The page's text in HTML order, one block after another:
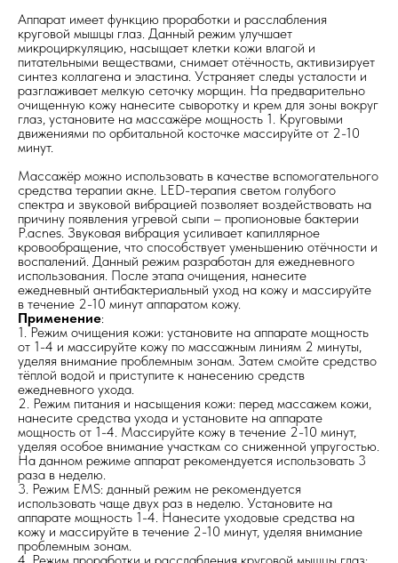
Аппарат имеет функцию проработки и расслабления
круговой мышцы глаз. Данный режим улучшает
микроциркуляцию, насыщает клетки кожи влагой и
питательными веществами, снимает отёчность, активизирует
синтез коллагена и эластина. Устраняет следы усталости и
разглаживает мелкую сеточку морщин. На предварительно
очищенную кожу нанесите сыворотку и крем для зоны вокруг
глаз, установите на массажёре мощность 1. Круговыми
движениями по орбитальной косточке массируйте от 2-10
минут.
Массажёр можно использовать в качестве вспомогательного
средства терапии акне. LED-терапия светом голубого
спектра и звуковой вибрацией позволяет воздействовать на
причину появления угревой сыпи – пропионовые бактерии
P.acnes. Звуковая вибрация усиливает капиллярное
кровообращение, что способствует уменьшению отёчности и
воспалений. Данный режим разработан для ежедневного
использования. После этапа очищения, нанесите
ежедневный антибактериальный уход на кожу и массируйте
в течение 2-10 минут аппаратом кожу.
Применение:
1. Режим очищения кожи: установите на аппарате мощность
от 1-4 и массируйте кожу по массажным линиям 2 минуты,
уделяя внимание проблемным зонам. Затем смойте средство
тёплой водой и приступите к нанесению средств
ежедневного ухода.
2. Режим питания и насыщения кожи: перед массажем кожи,
нанесите средства ухода и установите на аппарате
мощность от 1-4. Массируйте кожу в течение 2-10 минут,
уделяя особое внимание участкам со сниженной упругостью.
На данном режиме аппарат рекомендуется использовать 3
раза в неделю.
3. Режим EMS: данный режим не рекомендуется
использовать чаще двух раз в неделю. Установите на
аппарате мощность 1-4. Нанесите уходовые средства на
кожу и массируйте в течение 2-10 минут, уделяя внимание
проблемным зонам.